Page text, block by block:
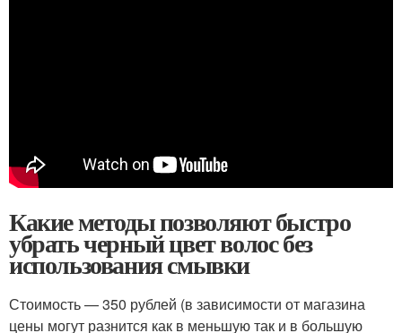
Какие методы позволяют быстро
убрать черный цвет волос без
использования смывки
Стоимость — 350 рублей (в зависимости от магазина
цены могут разнится как в меньшую так и в большую